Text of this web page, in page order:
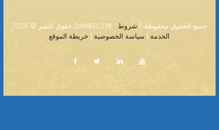
حقوق النشر © 2026 DANIELCZYK · جميع الحقوق محفوظة. | شروط
الخدمة
سياسة الخصوصية خريطة الموقع